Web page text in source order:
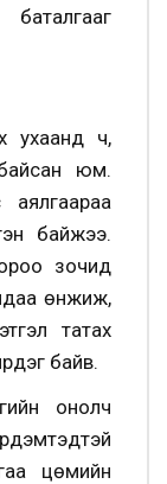
ухаанд ч,
юм.
байжээ.
зочид
өнжиж,
татах
байв.
онолч
цөмийн